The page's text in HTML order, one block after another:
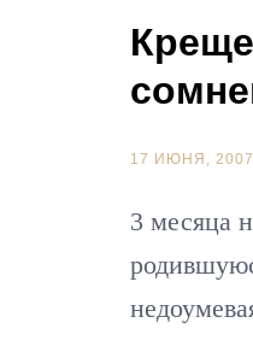
17 ИЮНЯ,
3 месяца